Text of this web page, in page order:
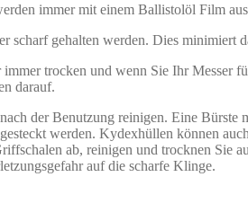
immer mit einem Ballistolöl Film
scharf gehalten werden. Dies
immer trocken und wenn Sie Ihr Messer
darauf.
der Benutzung reinigen. Eine
werden. Kydexhüllen können
ab, reinigen und trocknen
auf die scharfe Klinge.